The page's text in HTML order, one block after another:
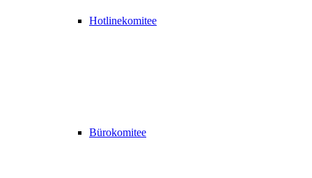
Hotlinekomitee
Bürokomitee